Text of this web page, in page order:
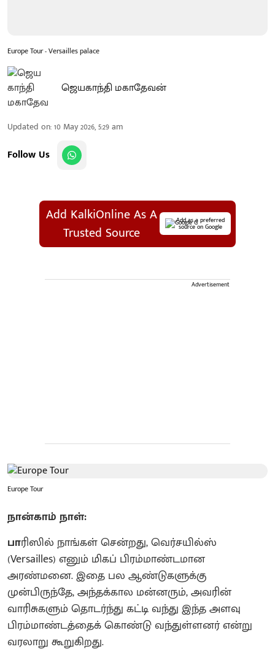
Europe Tour - Versailles palace
ஜெயகாந்தி மகாதேவன்
Updated on:10 May 2026, 5:29 am
Follow Us
Add KalkiOnline As A
Trusted Source
Add as a preferred
source on Google
Advertisement
Europe Tour
நான்காம் நாள்:
பாரிஸில் நாங்கள் சென்றது, வெர்சயில்ஸ்
(Versailles) எனும் மிகப் பிரம்மாண்டமான
அரண்மனை. இதை பல ஆண்டுகளுக்கு
முன்பிருந்தே, அந்தக்கால மன்னரும், அவரின்
வாரிசுகளும் தொடர்ந்து கட்டி வந்து இந்த அளவு
பிரம்மாண்டத்தைக் கொண்டு வந்துள்ளனர் என்று
வரலாறு கூறுகிறது.